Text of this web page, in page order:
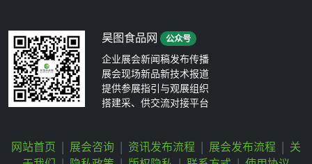
昊图食品网 公众号
企业展会新闻稿发布传播
展会现场新品新技术报道
提供参展指引与观展组织
搭建采、供交流对接平台
网站首页 | 展会咨询 | 资讯发布流程 | 展会发布流程 | 关